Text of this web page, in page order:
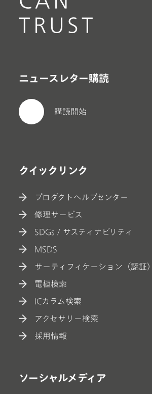
TRUST
ニュースレター購読
購読開始
クイックリンク
プロダクトヘルプセンター
修理サービス
SDGs / サスティナビリティ
MSDS
サーティフィケーション（認証）
電極検索
ICカラム検索
アクセサリー検索
採用情報
ソーシャルメディア